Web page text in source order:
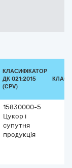
КЛАСИФІКАТОР
ДК 021:2015
(CPV)
15830000-5
Цукор і
супутня
продукція